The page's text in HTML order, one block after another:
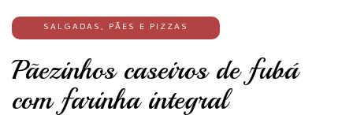
SALGADAS, PÃES E PIZZAS
Pãezinhos caseiros de fubá
com farinha integral